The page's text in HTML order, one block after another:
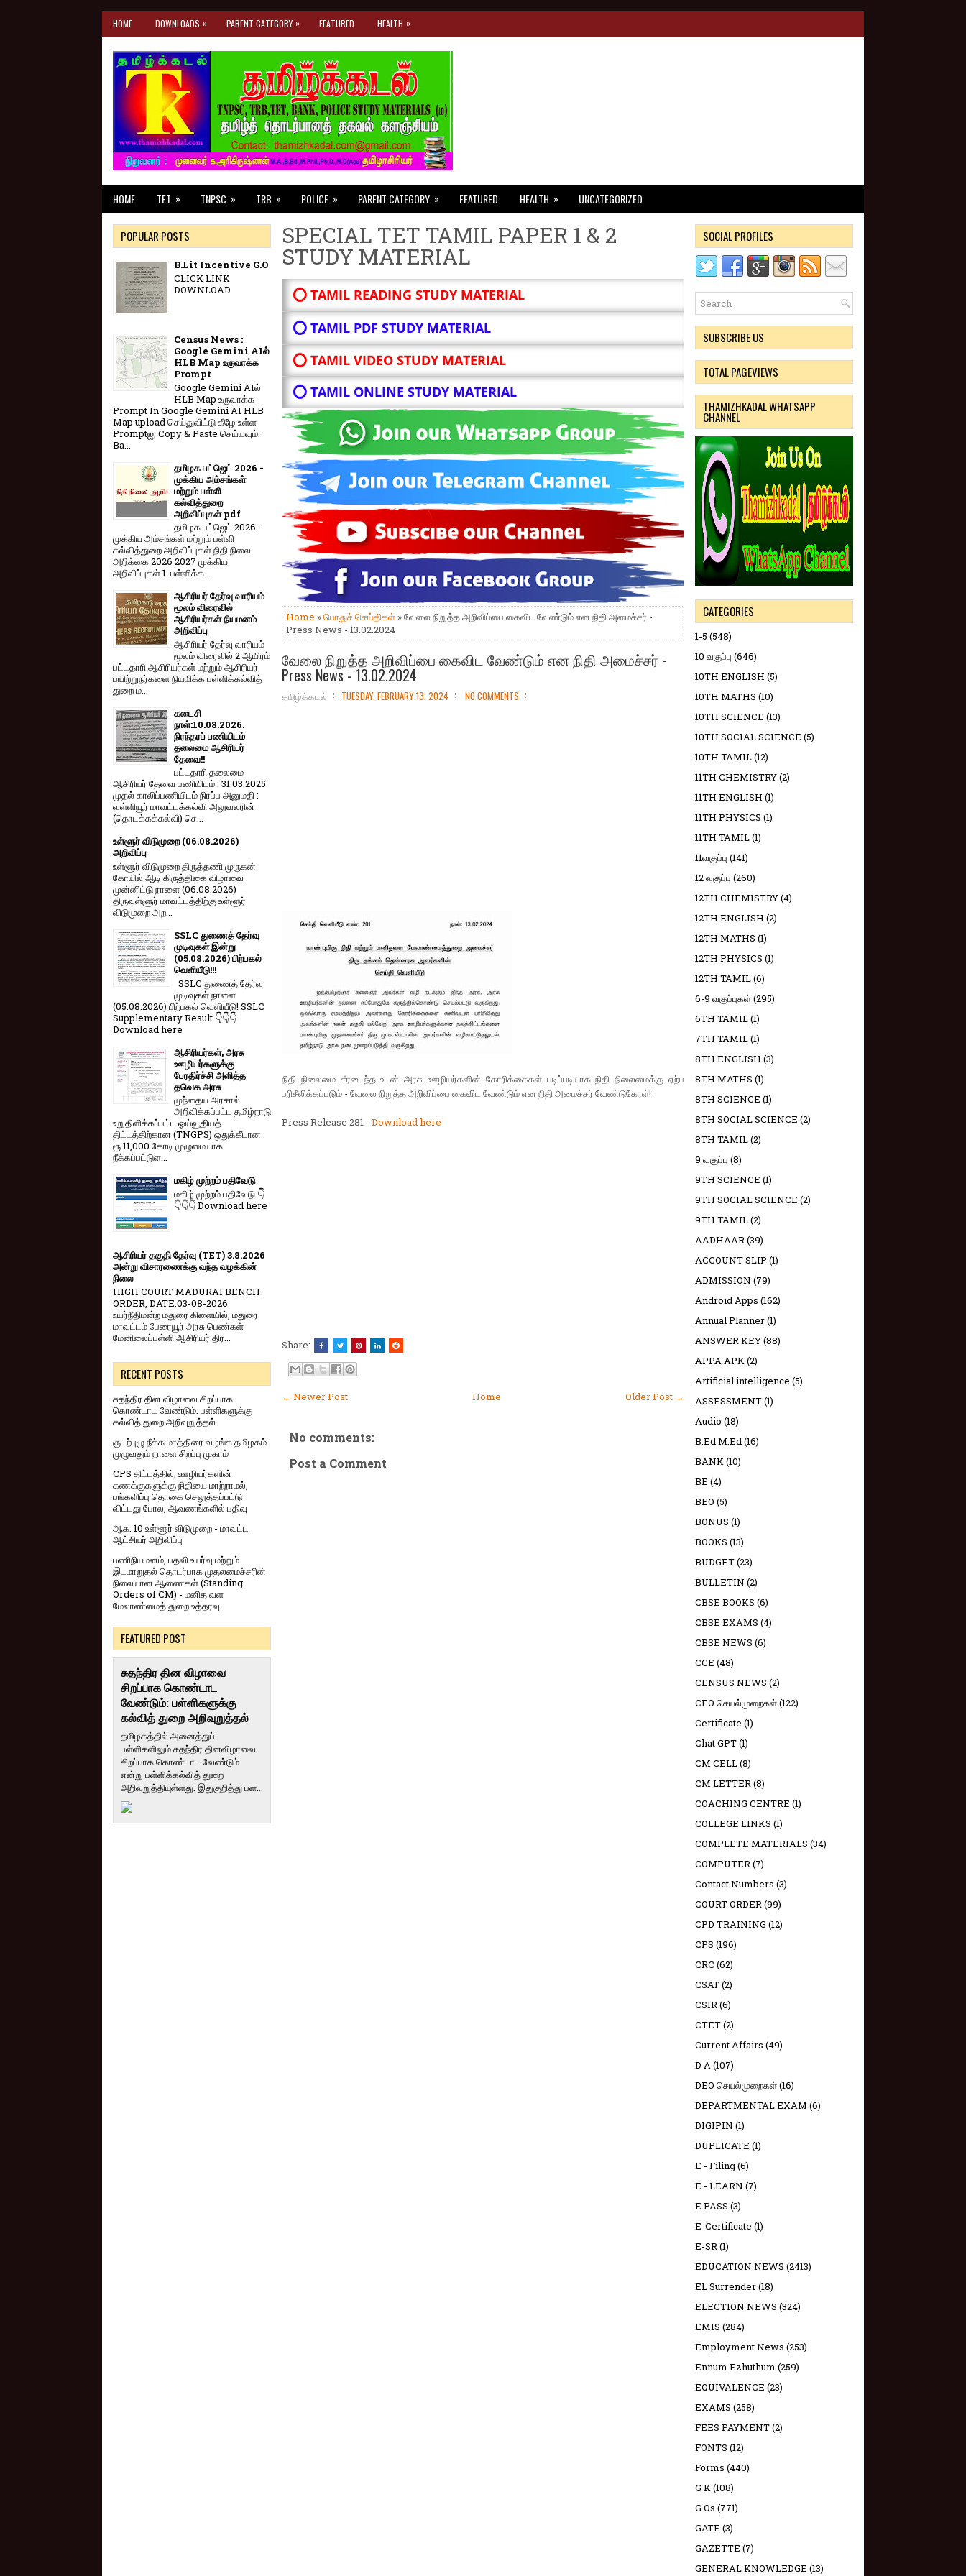
HOME DOWNLOADS » PARENT CATEGORY » FEATURED HEALTH »
HOME TET » TNPSC » TRB » POLICE » PARENT CATEGORY » FEATURED HEALTH » UNCATEGORIZED
SPECIAL TET TAMIL PAPER 1 & 2
STUDY MATERIAL
⭕ TAMIL READING STUDY MATERIAL
⭕ TAMIL PDF STUDY MATERIAL
⭕ TAMIL VIDEO STUDY MATERIAL
⭕ TAMIL ONLINE STUDY MATERIAL
Home »பொதுச் செய்திகள் » வேலை நிறுத்த அறிவிப்பை கைவிட வேண்டும் என நிதி அமைச்சர் -
Press News - 13.02.2024
வேலை நிறுத்த அறிவிப்பை கைவிட வேண்டும் என நிதி அமைச்சர் -
Press News - 13.02.2024
தமிழ்க்கடல் TUESDAY, FEBRUARY 13, 2024 NO COMMENTS
நிதி நிலைமை சீரடைந்த உடன் அரசு ஊழியர்களின் கோரிக்கைகள் படிப்படியாக நிதி நிலைமைக்கு ஏற்ப
பரிசீலிக்கப்படும் - வேலை நிறுத்த அறிவிப்பை கைவிட வேண்டும் என நிதி அமைச்சர் வேண்டுகோள்!
Press Release 281 - Download here
Share:
← Newer Post Older Post →
Home
No comments:
Post a Comment
POPULAR POSTS
B.Lit Incentive G.O
CLICK LINK
DOWNLOAD
Census News :
Google Gemini AIல்
HLB Map உருவாக்க
Prompt
Google Gemini AIல்
HLB Map உருவாக்க
Prompt In Google Gemini AI HLB
Map upload செய்துவிட்டு கீழே உள்ள
Promptஐ, Copy & Paste செய்யவும்.
Ba...
தமிழக பட்ஜெட் 2026 -
முக்கிய அம்சங்கள்
மற்றும் பள்ளி
கல்வித்துறை
அறிவிப்புகள் pdf
தமிழக பட்ஜெட் 2026 -
முக்கிய அம்சங்கள் மற்றும் பள்ளி
கல்வித்துறை அறிவிப்புகள் நிதி நிலை
அறிக்கை 2026 2027 முக்கிய
அறிவிப்புகள் 1. பள்ளிக்க...
ஆசிரியர் தேர்வு வாரியம்
மூலம் விரைவில்
ஆசிரியர்கள் நியமனம்
அறிவிப்பு
ஆசிரியர் தேர்வு வாரி​யம்
மூலம் விரை​வில் 2 ஆயிரம்
பட்​ட​தாரி ஆசிரியர்​கள் மற்​றும் ஆசிரியர்
பயிற்றுநர்​களை நியமிக்க பள்​ளிக்​கல்​வித்​
துறை ம...
கடைசி
நாள்:10.08.2026.
நிரந்தரப் பணியிடம்
தலைமை ஆசிரியர்
தேவை!!
பட்டதாரி தலைமை
ஆசிரியர் தேவை பணியிடம் : 31.03.2025
முதல் காலிப்பணியிடம் நிரப்ப அனுமதி :
வள்ளியூர் மாவட்டக்கல்வி அலுவலரின்
(தொடக்கக்கல்வி) செ...
உள்ளூர் விடுமுறை (06.08.2026)
அறிவிப்பு
உள்ளூர் விடுமுறை திருத்தணி முருகன்
கோயில் ஆடி கிருத்திகை விழாவை
முன்னிட்டு நாளை (06.08.2026)
திருவள்ளூர் மாவட்டத்திற்கு உள்ளூர்
விடுமுறை அற...
SSLC துணைத் தேர்வு
முடிவுகள் இன்று
(05.08.2026) பிற்பகல்
வெளியீடு!!!
SSLC துணைத் தேர்வு
முடிவுகள் நாளை
(05.08.2026) பிற்பகல் வெளியீடு! SSLC
Supplementary Result 👇👇👇
Download here
ஆசிரியர்கள், அரசு
ஊழியர்களுக்கு
பேரதிர்ச்சி அளித்த
தவெக அரசு
முந்தைய அரசால்
அறிவிக்கப்பட்ட தமிழ்நாடு
உறுதிளிக்கப்பட்ட ஓய்வூதியத்
திட்டத்திற்கான (TNGPS) ஒதுக்கீடான
ரூ.11,000 கோடி முழுமையாக
நீக்கப்பட்டுள...
மகிழ் முற்றம் பதிவேடு
மகிழ் முற்றம் பதிவேடு 👇
👇👇👇 Download here
ஆசிரியர் தகுதி தேர்வு (TET) 3.8.2026
அன்று விசாரணைக்கு வந்த வழக்கின்
நிலை
HIGH COURT MADURAI BENCH
ORDER, DATE:03-08-2026
உயர்நீதிமன்ற மதுரை கிளையில், மதுரை
மாவட்டம் பேரையூர் அரசு பெண்கள்
மேனிலைப்பள்ளி ஆசிரியர் திர...
RECENT POSTS
சுதந்திர தின விழாவை சிறப்பாக
கொண்டாட வேண்டும்: பள்ளிகளுக்கு
கல்வித் துறை அறிவுறுத்தல்
குடற்புழு நீக்க மாத்திரை வழங்க தமிழகம்
முழுவதும் நாளை சிறப்பு முகாம்
CPS திட்டத்தில், ஊழியர்களின்
கணக்குகளுக்கு நிதியை மாற்றாமல்,
பங்களிப்பு தொகை செலுத்தப்பட்டு
விட்டது போல, ஆவணங்களில் பதிவு
ஆக. 10 உள்ளூர் விடுமுறை - மாவட்ட
ஆட்சியர் அறிவிப்பு
பணிநியமனம், பதவி உயர்வு மற்றும்
இடமாறுதல் தொடர்பாக முதலமைச்சரின்
நிலையான ஆணைகள் (Standing
Orders of CM) - மனித வள
மேலாண்மைத் துறை உத்தரவு
FEATURED POST
சுதந்திர தின விழாவை
சிறப்பாக கொண்டாட
வேண்டும்: பள்ளிகளுக்கு
கல்வித் துறை அறிவுறுத்தல்
தமிழகத்தில் அனைத்துப்
பள்ளிகளிலும் சுதந்திர தினவிழாவை
சிறப்பாக கொண்டாட வேண்டும்
என்று பள்ளிக்கல்வித் துறை
அறிவுறுத்தியுள்ளது. இதுகுறித்து பள...
SOCIAL PROFILES
SUBSCRIBE US
TOTAL PAGEVIEWS
THAMIZHKADAL WHATSAPP
CHANNEL
CATEGORIES
1-5 (548)
10 வகுப்பு (646)
10TH ENGLISH (5)
10TH MATHS (10)
10TH SCIENCE (13)
10TH SOCIAL SCIENCE (5)
10TH TAMIL(12)
11TH CHEMISTRY(2)
11TH ENGLISH (1)
11TH PHYSICS (1)
11TH TAMIL(1)
11வகுப்பு (141)
12 வகுப்பு (260)
12TH CHEMISTRY(4)
12TH ENGLISH (2)
12TH MATHS (1)
12TH PHYSICS (1)
12TH TAMIL(6)
6-9 வகுப்புகள்(295)
6TH TAMIL(1)
7TH TAMIL(1)
8TH ENGLISH (3)
8TH MATHS (1)
8TH SCIENCE (1)
8TH SOCIAL SCIENCE (2)
8TH TAMIL(2)
9 வகுப்பு (8)
9TH SCIENCE (1)
9TH SOCIAL SCIENCE (2)
9TH TAMIL(2)
AADHAAR(39)
ACCOUNT SLIP (1)
ADMISSION (79)
Android Apps (162)
Annual Planner(1)
ANSWER KEY(88)
APPA APK(2)
Artificial intelligence (5)
ASSESSMENT(1)
Audio (18)
B.Ed M.Ed(16)
BANK(10)
BE (4)
BEO (5)
BONUS (1)
BOOKS (13)
BUDGET(23)
BULLETIN (2)
CBSE BOOKS (6)
CBSE EXAMS (4)
CBSE NEWS (6)
CCE (48)
CENSUS NEWS (2)
CEO செயல்முறைகள்(122)
Certificate (1)
Chat GPT(1)
CM CELL(8)
CM LETTER(8)
COACHING CENTRE (1)
COLLEGE LINKS (1)
COMPLETE MATERIALS (34)
COMPUTER(7)
Contact Numbers (3)
COURT ORDER(99)
CPD TRAINING (12)
CPS (196)
CRC (62)
CSAT(2)
CSIR(6)
CTET(2)
Current Affairs (49)
D A(107)
DEO செயல்முறைகள்(16)
DEPARTMENTAL EXAM (6)
DIGIPIN (1)
DUPLICATE (1)
E - Filing(6)
E - LEARN (7)
E PASS (3)
E-Certificate (1)
E-SR(1)
EDUCATION NEWS (2413)
EL Surrender(18)
ELECTION NEWS (324)
EMIS (284)
Employment News (253)
Ennum Ezhuthum (259)
EQUIVALENCE (23)
EXAMS (258)
FEES PAYMENT(2)
FONTS (12)
Forms (440)
G K(108)
G.Os (771)
GATE (3)
GAZETTE (7)
GENERAL KNOWLEDGE (13)